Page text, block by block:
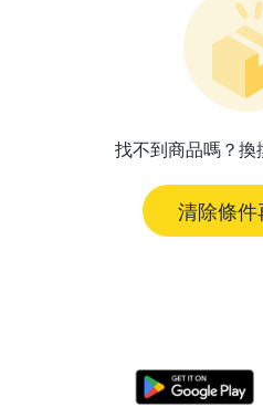
找不到商品嗎？換
清除條